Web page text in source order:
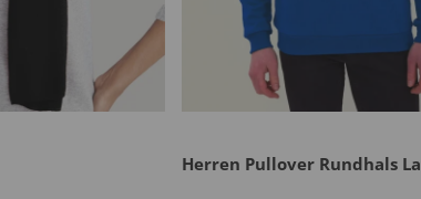
Herren Pullover Rundhals